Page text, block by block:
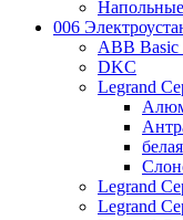
006
ABB Basic
DKC
Legrand
белая
Legrand
Legrand